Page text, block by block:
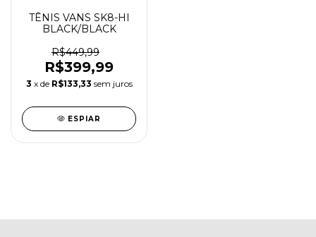
TÊNIS VANS SK8-HI
BLACK/BLACK
R$449,99
R$399,99
3 x de R$133,33 sem juros
ESPIAR